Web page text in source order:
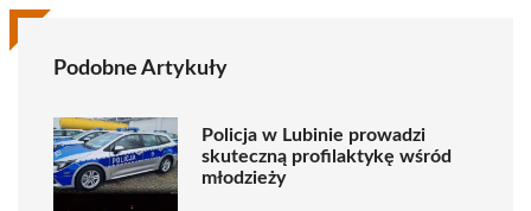
Podobne Artykuły
Policja w Lubinie prowadzi
skuteczną profilaktykę wśród
młodzieży